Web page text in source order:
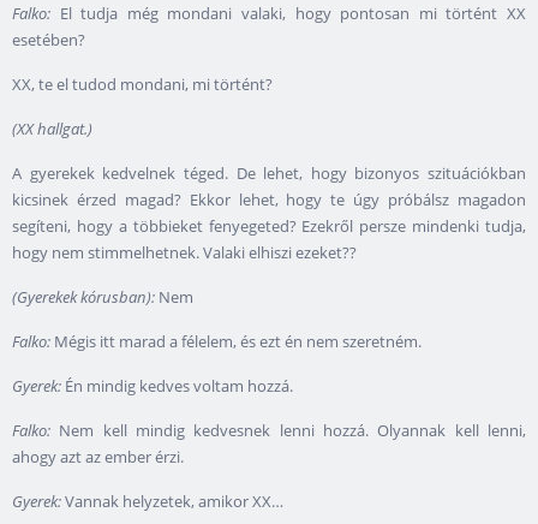
Falko: El tudja még mondani valaki, hogy pontosan mi történt XX
esetében?
XX, te el tudod mondani, mi történt?
(XX hallgat.)
A gyerekek kedvelnek téged. De lehet, hogy bizonyos szituációkban
kicsinek érzed magad? Ekkor lehet, hogy te úgy próbálsz magadon
segíteni, hogy a többieket fenyegeted? Ezekről persze mindenki tudja,
hogy nem stimmelhetnek. Valaki elhiszi ezeket??
(Gyerekek kórusban): Nem
Falko: Mégis itt marad a félelem, és ezt én nem szeretném.
Gyerek: Én mindig kedves voltam hozzá.
Falko: Nem kell mindig kedvesnek lenni hozzá. Olyannak kell lenni,
ahogy azt az ember érzi.
Gyerek:Vannak helyzetek, amikor XX…